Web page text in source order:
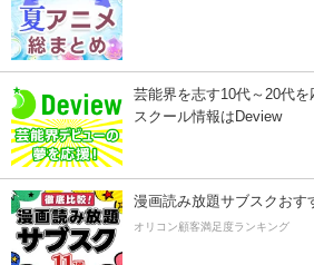
芸能界を志す10代～20代を
スクール情報はDeview
漫画読み放題サブスクおす
オリコン顧客満足度ランキング